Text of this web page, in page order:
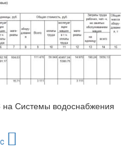
Системы водоснабжения